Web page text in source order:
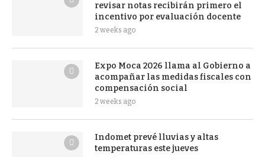
revisar notas recibirán primero el
incentivo por evaluación docente
2 weeks ago
Expo Moca 2026 llama al Gobierno a
acompañar las medidas fiscales con
compensación social
2 weeks ago
Indomet prevé lluvias y altas
temperaturas este jueves